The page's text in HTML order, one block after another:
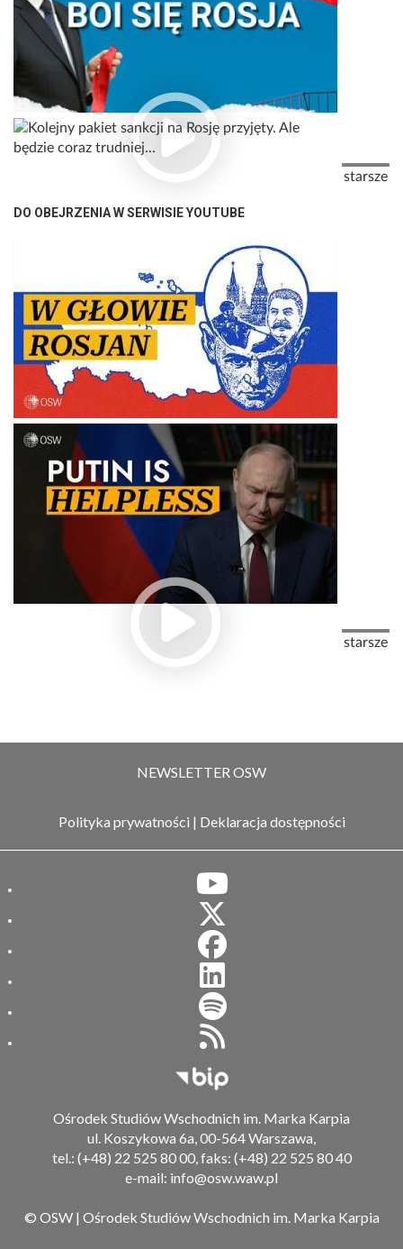
starsze
DO OBEJRZENIA W SERWISIE YOUTUBE
starsze
NEWSLETTER OSW
Polityka prywatności | Deklaracja dostępności
Biuletyn Informacji
Ośrodek Studiów Wschodnich im. Marka Karpia
ul. Koszykowa 6a, 00-564 Warszawa,
tel.: (+48) 22 525 80 00, faks: (+48) 22 525 80 40
e-mail: info@osw.waw.pl
© OSW | Ośrodek Studiów Wschodnich im. Marka Karpia